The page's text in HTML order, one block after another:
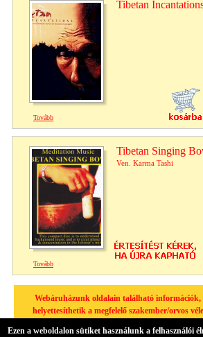
Tibetan
Tovább
Tibetan Singing
Ven. Karma Tashi
Tovább
Webáruházunk oldalain található információk,
helyettesíthetik a megfelelő szakember/orvos
Ezen a weboldalon sütiket használunk a felhasználói